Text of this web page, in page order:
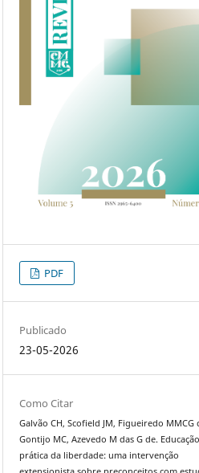
PDF
Publicado
23-05-2026
Como Citar
Galvão CH, Scofield JM, Figueiredo MMCG
Gontijo MC, Azevedo M das G de.
prática da liberdade: uma intervenção